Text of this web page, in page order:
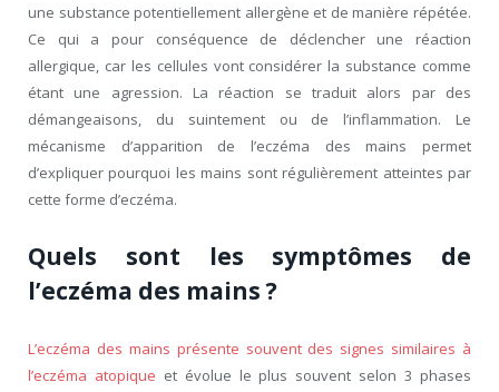
une substance potentiellement allergène et de manière répétée.
Ce qui a pour conséquence de déclencher une réaction
allergique, car les cellules vont considérer la substance comme
étant une agression. La réaction se traduit alors par des
démangeaisons, du suintement ou de l’inflammation. Le
mécanisme d’apparition de l’eczéma des mains permet
d’expliquer pourquoi les mains sont régulièrement atteintes par
cette forme d’eczéma.
Quels sont les symptômes de
l’eczéma des mains ?
L’eczéma des mains présente souvent des signes similaires à
l’eczéma atopique et évolue le plus souvent selon 3 phases